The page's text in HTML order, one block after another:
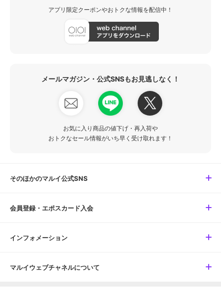
アプリ限定クーポンやおトクな情報を配信中！
メールマガジン・公式SNSもお見逃しなく！
お気に入り商品の値下げ・再入荷や
おトクなセール情報がいち早く受け取れます！
そのほかのマルイ公式SNS
会員登録・エポスカード入会
インフォメーション
マルイウェブチャネルについて